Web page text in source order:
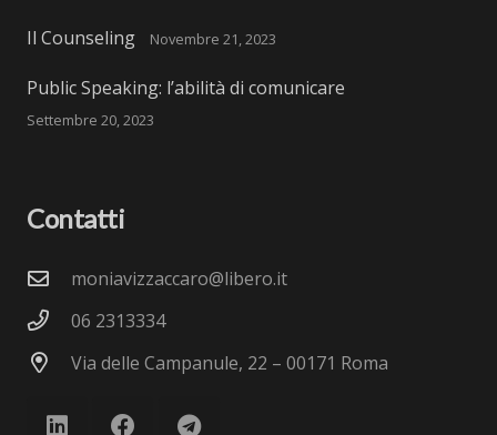
Il Counseling Novembre 21, 2023
Public Speaking: l’abilità di comunicare
Settembre 20, 2023
Contatti
moniavizzaccaro@libero.it
06 2313334
Via delle Campanule, 22 – 00171 Roma